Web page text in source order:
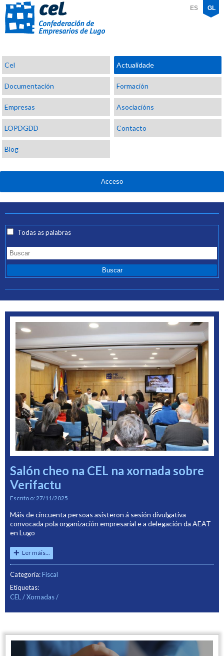
Confederación
de
Empresarios
de
Lugo
ES GL
Cel Actualidade
Documentación Formación
Empresas Asociacións
LOPDGDD Contacto
Blog
Acceso
Todas as palabras
Salón cheo na CEL na xornada sobre
Verifactu
Escrito o: 27/11/2025
Máis de cincuenta persoas asisteron á sesión divulgativa
convocada pola organización empresarial e a delegación da AEAT
en Lugo
Ler máis...
Categoría:Fiscal
Etiquetas:
CEL
Xornadas